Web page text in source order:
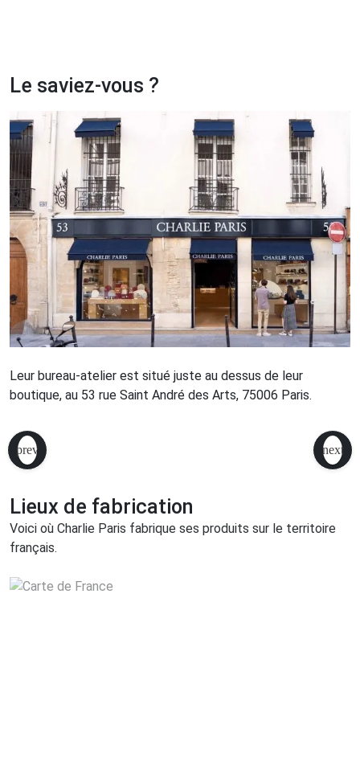
Le saviez-vous ?
Leur bureau-atelier est situé juste au dessus de leur
boutique, au 53 rue Saint André des Arts, 75006 Paris.
Lieux de fabrication
Voici où Charlie Paris fabrique ses produits sur le territoire
français.